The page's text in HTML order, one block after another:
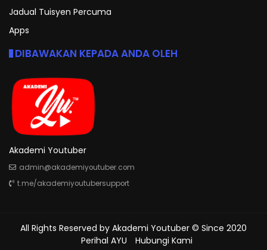
Jadual Tuisyen Percuma
Apps
DIBAWAKAN KEPADA ANDA OLEH
Akademi Youtuber
admin@akademiyoutuber.com
t.me/akademiyoutubersupport
All Rights Reserved by Akademi Youtuber © Since 2020
Perihal AYU
Hubungi Kami